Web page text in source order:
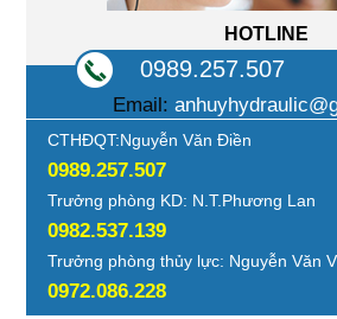
HOTLINE
0989.257.507
Email:
CTHĐQT:Nguyễn Văn Điền
0989.257.507
Trưởng phòng KD: N.T.Phương Lan
0982.537.139
Trưởng phòng thủy lực: Nguyễn Văn
0972.086.228